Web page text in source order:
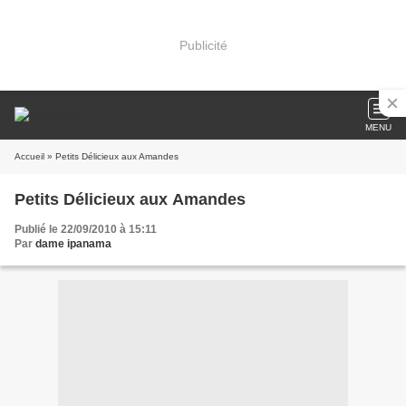
Publicité
MENU
Accueil » Petits Délicieux aux Amandes
Petits Délicieux aux Amandes
Publié le 22/09/2010 à 15:11
Par dame ipanama